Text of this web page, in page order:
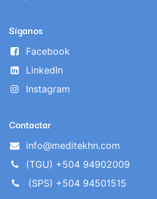
Síganos
Facebook
LinkedIn
Instagram
Contactar
info@meditekhn.com
(TGU) +504 94902009
(SPS) +504 94501515